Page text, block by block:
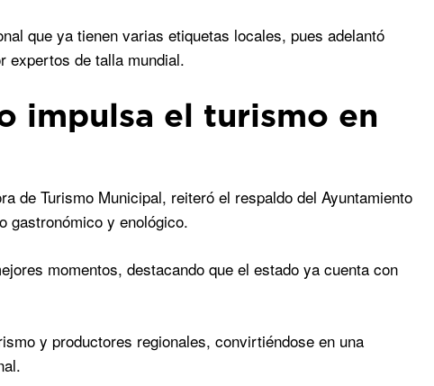
que ya tienen varias etiquetas locales, pues adelantó
expertos de talla mundial.
impulsa el turismo en
de Turismo Municipal, reiteró el respaldo del Ayuntamiento
gastronómico y enológico.
momentos, destacando que el estado ya cuenta con
y productores regionales, convirtiéndose en una